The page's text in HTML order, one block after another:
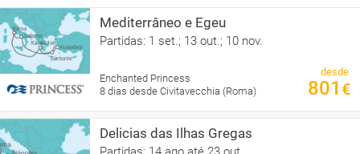
Mediterrâneo e Egeu
Partidas: 1 set.; 13 out.; 10 nov.
Enchanted Princess
8 dias desde Civitavecchia (Roma)
desde
801 €
Delicias das Ilhas Gregas